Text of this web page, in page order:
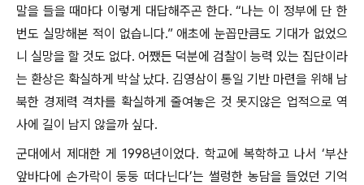
말을 들을 때마다 이렇게 대답해주곤 한다. “나는 이 정부에 단 한
번도 실망해본 적이 없습니다.” 애초에 눈꼽만큼도 기대가 없었으
니 실망을 할 것도 없다. 어쨌든 덕분에 검찰이 능력 있는 집단이라
는 환상은 확실하게 박살 났다. 김영삼이 통일 기반 마련을 위해 남
북한 경제력 격차를 확실하게 줄여놓은 것 못지않은 업적으로 역
사에 길이 남지 않을까 싶다.
군대에서 제대한 게 1998년이었다. 학교에 복학하고 나서 ‘부산
앞바다에 손가락이 둥둥 떠다닌다’는 썰렁한 농담을 들었던 기억